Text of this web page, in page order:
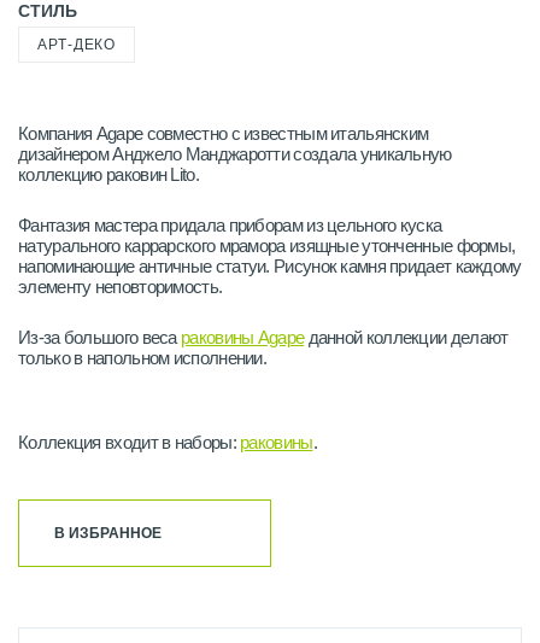
СТИЛЬ
АРТ-ДЕКО
Компания Agape совместно с известным итальянским
дизайнером Анджело Манджаротти создала уникальную
коллекцию раковин Lito.
Фантазия мастера придала приборам из цельного куска
натурального каррарского мрамора изящные утонченные формы,
напоминающие античные статуи. Рисунок камня придает каждому
элементу неповторимость.
Из-за большого веса раковины Agapeданной коллекции делают
только в напольном исполнении.
Коллекция входит в наборы: раковины.
В ИЗБРАННОЕ